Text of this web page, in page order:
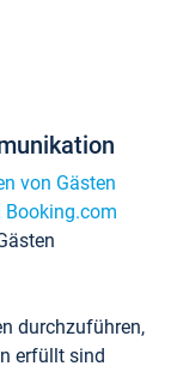
von Gästen
durchzuführen,
erfüllt sind